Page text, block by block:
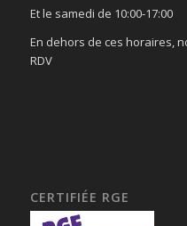
Et le samedi de 10:00-17:00
En dehors de ces horaires,
RDV
CERTIFIÉE RGE